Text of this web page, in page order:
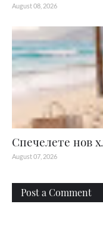
August 08, 2026
Спечелете нов
August 07, 2026
Post a Comment